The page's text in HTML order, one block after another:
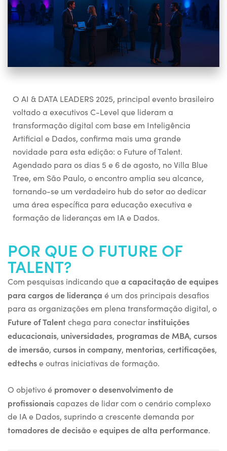
O AI & DATA LEADERS 2025, principal evento brasileiro
voltado a executivos C-Level que lideram a
transformação digital com base em Inteligência
Artificial e Dados, confirma mais uma grande
novidade para esta edição: o FutureofTalent.
Agendado para os dias 5 e 6 de agosto, noVilla Blue
Tree, em São Paulo, o encontro amplia seu alcance,
tornando-se um verdadeiro hub do setorao dedicar
uma área específica para educação executiva e
formação de liderançasem IA e Dados.
POR QUE O FUTURE OF
TALENT?
Com pesquisas indicando quea capacitação de equipes
para cargos de liderança é um dos principais desafios
para as organizações em plena transformação digital, o
Future of Talentchega para conectar instituições
educacionais, universidades, programas de MBA, cursos
de imersão, cursos in company, mentorias, certificações,
edtechse outras iniciativas de formação.
O objetivo é promover o desenvolvimento de
profissionaiscapazes de lidar com o cenário complexo
de IA e Dados, suprindo a crescente demanda por
tomadores de decisãoeequipes de alta performance.